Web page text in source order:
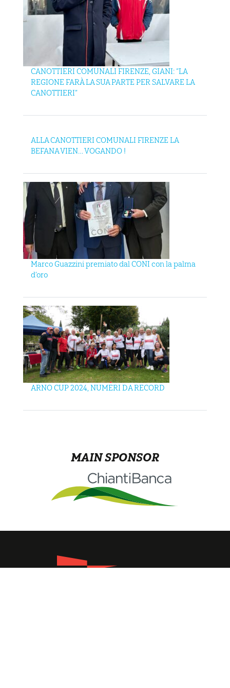
CANOTTIERI COMUNALI FIRENZE, GIANI: “LA
REGIONE FARÀ LA SUA PARTE PER SALVARE LA
CANOTTIERI”
ALLA CANOTTIERI COMUNALI FIRENZE LA
BEFANA VIEN… VOGANDO !
Marco Guazzini premiato dal CONI con la palma
d’oro
ARNO CUP 2024, NUMERI DA RECORD
MAIN SPONSOR